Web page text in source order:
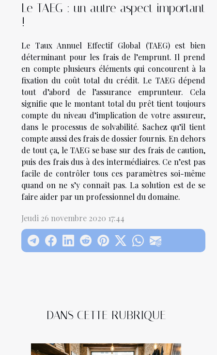
DANS CETTE RUBRIQUE
Le TAEG : un autre aspect important
!
Le Taux Annuel Effectif Global (TAEG) est bien
déterminant pour les frais de l’emprunt. Il prend
en compte plusieurs éléments qui concourent à la
fixation du coût total du crédit. Le TAEG dépend
tout d’abord de l’assurance emprunteur. Cela
signifie que le montant total du prêt tient toujours
compte du niveau d’implication de votre assureur,
dans le processus de solvabilité. Sachez qu’il tient
compte aussi des frais de dossier fournis. En dehors
de tout ça, le TAEG se base sur des frais de caution,
puis des frais dus à des intermédiaires. Ce n’est pas
facile de contrôler tous ces paramètres soi-même
quand on ne s’y connaît pas. La solution est de se
faire aider par un professionnel du domaine.
Jeudi 26 novembre 2020 17:44